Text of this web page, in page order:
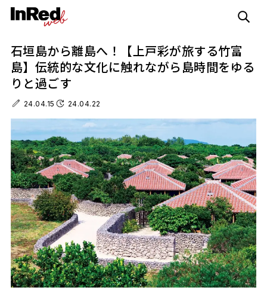
石垣島から離島へ！【上戸彩が旅する竹富
島】伝統的な文化に触れながら島時間をゆる
りと過ごす
24.04.15 24.04.22